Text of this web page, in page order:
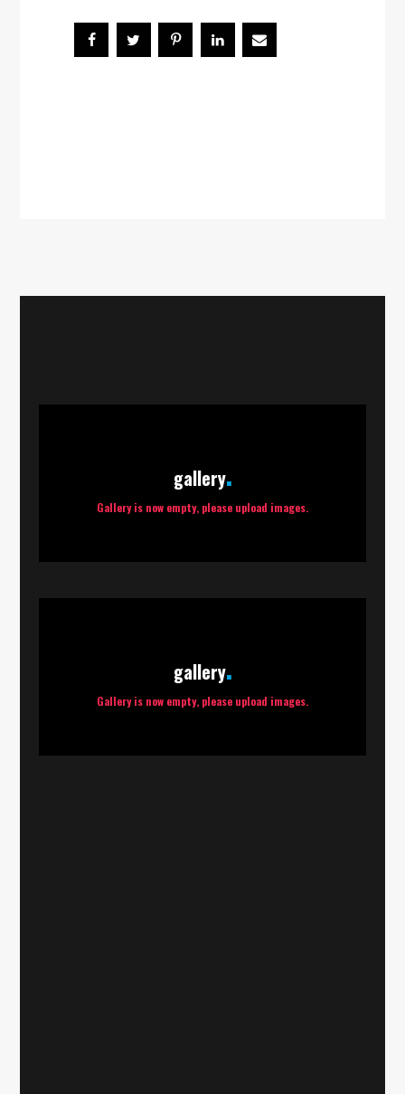
gallery
Gallery is now empty, please upload images.
gallery
Gallery is now empty, please upload images.